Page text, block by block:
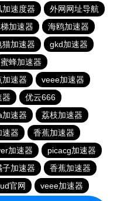
加速度器
外网网址导航
加速器
海鸥加速器
猫加速器
gkd加速器
蜜蜂加速器
加速器
veee加速器
器
优云666
加速器
荔枝加速器
速器
香蕉加速器
加速器
picacg加速器
子加速器
香蕉加速器
官网
veee加速器